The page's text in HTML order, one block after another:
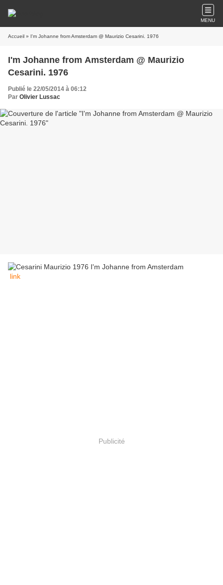
MENU
Accueil » I'm Johanne from Amsterdam @ Maurizio Cesarini. 1976
I'm Johanne from Amsterdam @ Maurizio
Cesarini. 1976
Publié le 22/05/2014 à 06:12
Par Olivier Lussac
link
Publicité